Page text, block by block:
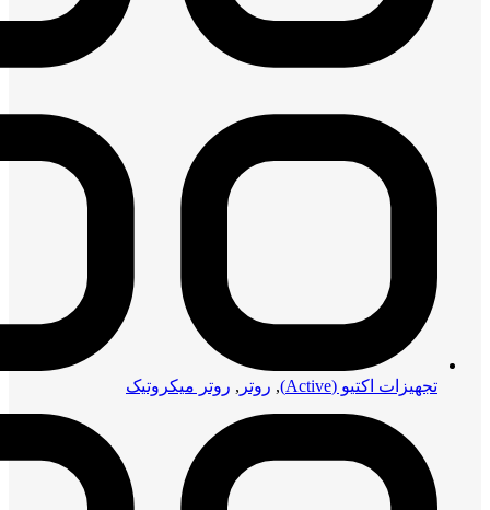
تجهیزات اکتیو (Active) , روتر , روتر میکروتیک